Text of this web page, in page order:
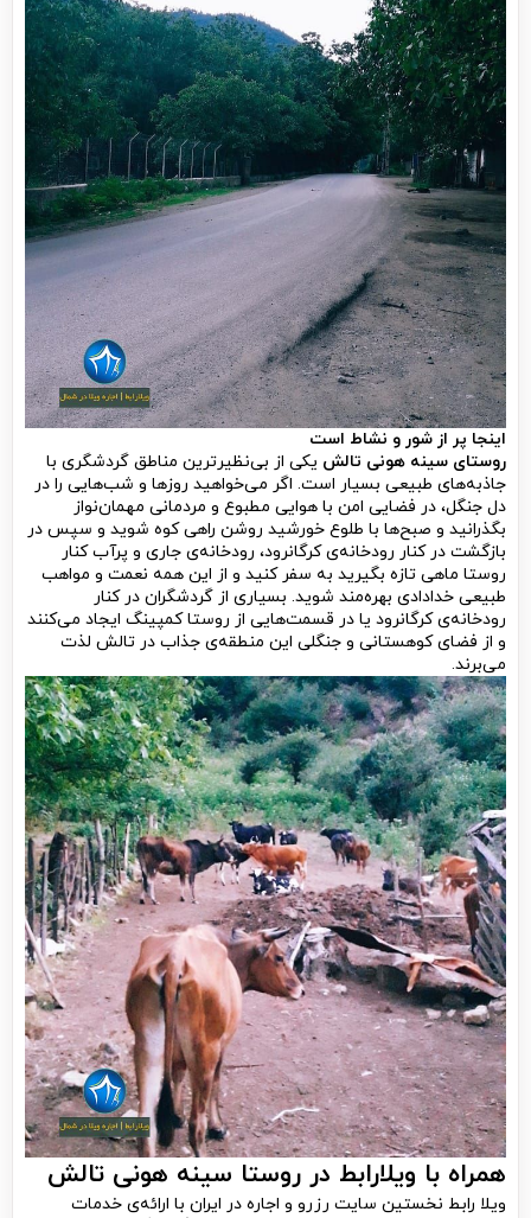
اینجا پر از شور و نشاط است
روستای سینه هونی تالش یکی از بی‌نظیرترین مناطق گردشگری با
جاذبه‌های طبیعی بسیار است. اگر می‌خواهید روزها و شب‌هایی را در
دل جنگل، در فضایی امن با هوایی مطبوع و مردمانی مهمان‌نواز
بگذرانید و صبح‌ها با طلوع خورشید روشن راهی کوه شوید و سپس در
بازگشت در کنار رودخانه‌ی کرگانرود، رودخانه‌ی جاری و پرآب کنار
روستا ماهی تازه بگیرید به سفر کنید و از این همه نعمت و مواهب
طبیعی خدادادی بهره‌مند شوید. بسیاری از گردشگران در کنار
رودخانه‌ی کرگانرود یا در قسمت‌هایی از روستا کمپینگ ایجاد می‌کنند
و از فضای کوهستانی و جنگلی این منطقه‌ی جذاب در تالش لذت
می‌برند.
همراه با ویلارابط در روستا سینه هونی تالش
ویلا رابط نخستین سایت رزرو و اجاره در ایران با ارائه‌ی خدمات